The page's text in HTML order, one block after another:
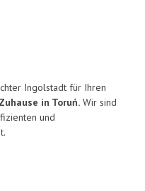
Ingolstadt für Ihren
in Toruń. Wir sind
und